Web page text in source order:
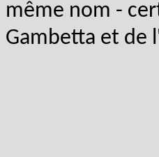
même nom -
Gambetta et de